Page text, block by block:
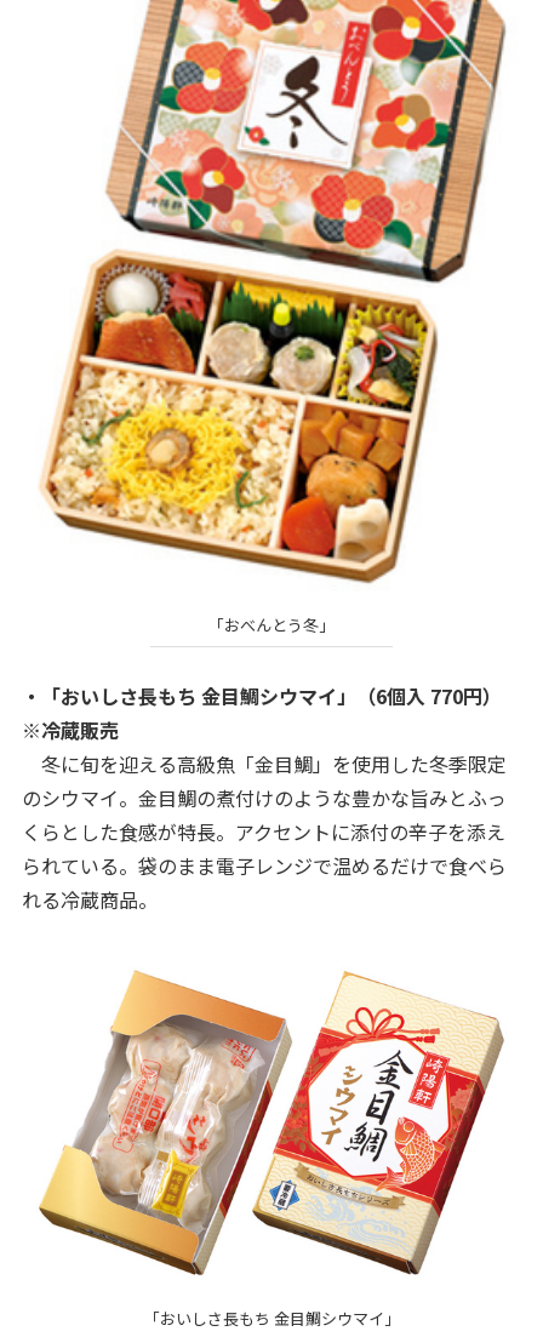
「おべんとう冬」
・「おいしさ長もち 金目鯛シウマイ」（6個入 770円）
※冷蔵販売
冬に旬を迎える高級魚「金目鯛」を使用した冬季限定
のシウマイ。金目鯛の煮付けのような豊かな旨みとふっ
くらとした食感が特長。アクセントに添付の辛子を添え
られている。袋のまま電子レンジで温めるだけで食べら
れる冷蔵商品。
「おいしさ長もち 金目鯛シウマイ」